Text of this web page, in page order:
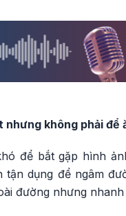
nhưng không phải để
để bắt gặp hình
tận dụng để ngâm
đường nhưng